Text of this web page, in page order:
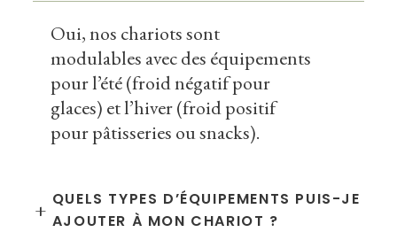
Oui, nos chariots sont
modulables avec des équipements
pour l’été (froid négatif pour
glaces) et l’hiver (froid positif
pour pâtisseries ou snacks).
+ QUELS TYPES D’ÉQUIPEMENTS PUIS-JE
AJOUTER À MON CHARIOT ?